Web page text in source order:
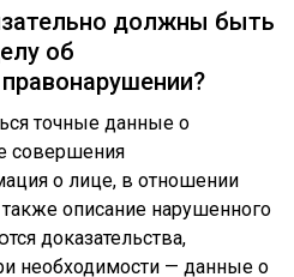
должны быть
об
точные данные о
совершения
о лице, в отношении
описание нарушенного
доказательства,
необходимости — данные о